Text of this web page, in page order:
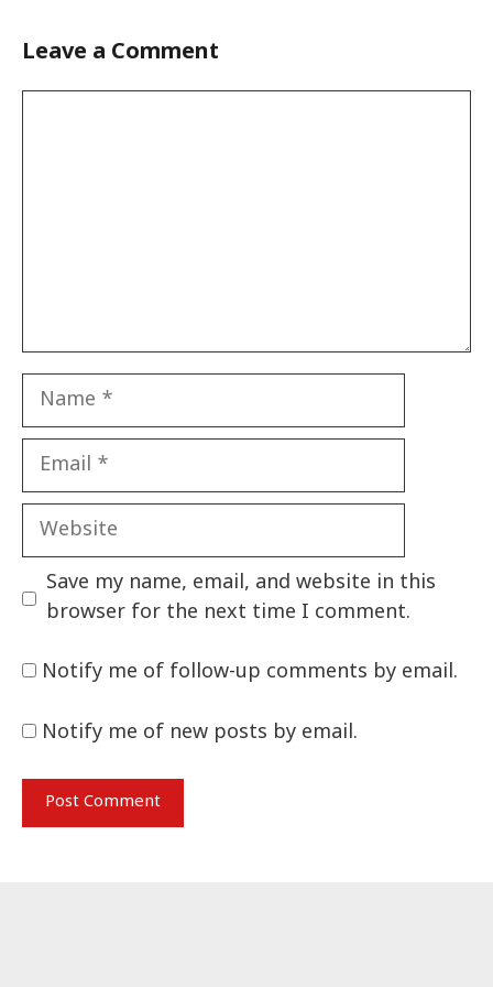
Leave a Comment
Name
Email
Website
Save my name, email, and website in this
browser for the next time I comment.
Notify me of follow-up comments by email.
Notify me of new posts by email.